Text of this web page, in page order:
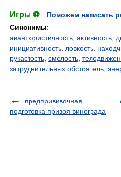
Игры ⚽
Поможем написать
Синонимы:
авантюристичность активность
инициативность ловкость
рукастость смелость
затруднительных обстоятель
предпрививочная
подготовка привоя винограда